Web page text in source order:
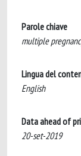
Parole chiave
multiple
Lingua del
English
Data ahead of
20-set-2019